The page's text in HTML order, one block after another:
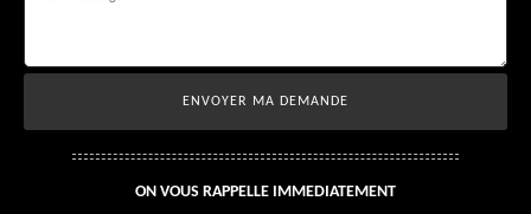
ON VOUS RAPPELLE IMMEDIATEMENT